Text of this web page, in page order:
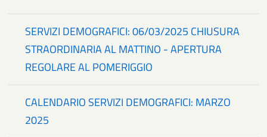
SERVIZI DEMOGRAFICI: 06/03/2025 CHIUSURA
STRAORDINARIA AL MATTINO - APERTURA
REGOLARE AL POMERIGGIO
CALENDARIO SERVIZI DEMOGRAFICI: MARZO
2025